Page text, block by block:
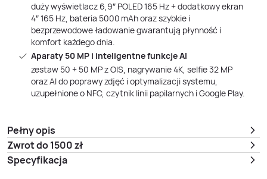
duży wyświetlacz 6,9″ POLED 165 Hz + dodatkowy ekran
4″ 165 Hz, bateria 5000 mAh oraz szybkie i
bezprzewodowe ładowanie gwarantują płynność i
komfort każdego dnia.
Aparaty 50 MP i inteligentne funkcje AI
zestaw 50 + 50 MP z OIS, nagrywanie 4K, selfie 32 MP
oraz AI do poprawy zdjęć i optymalizacji systemu,
uzupełnione o NFC, czytnik linii papilarnych i Google Play.
Pełny opis
Zwrot do 1500 zł
Specyfikacja